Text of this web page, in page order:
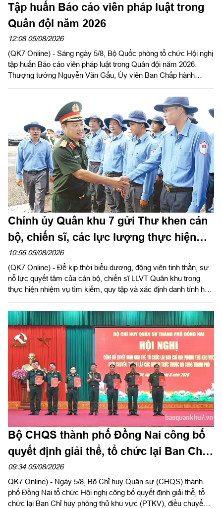
Tập huấn Báo cáo viên pháp luật trong
Quân đội năm 2026
12:08 05/08/2026
(QK7 Online) - Sáng ngày 5/8, Bộ Quốc phòng tổ chức Hội nghị
tập huấn Báo cáo viên pháp luật trong Quân đội năm 2026.
Thượng tướng Nguyễn Văn Gấu, Ủy viên Ban Chấp hành
Bộ Quốc phòng, Chủ tịch Hội đồng Phổ biến, giáo dục pháp luật
Bộ Quốc phòng chủ trì hội nghị. Hội nghị được tổ chức bằng
hình thức trực tiếp kết hợp với trực tuyến tại 122 điểm cầu
trong toàn quân.
Chính ủy Quân khu 7 gửi Thư khen cán
bộ, chiến sĩ, các lực lượng thực hiện
nhiệm vụ tìm kiếm, quy tập và xác định
danh tính hài cốt liệt sĩ
10:56 05/08/2026
(QK7 Online) - Để kịp thời biểu dương, động viên tinh thần, sự
nỗ lực quyết tâm của cán bộ, chiến sĩ LLVT Quân khu trong
thực hiện nhiệm vụ tìm kiếm, quy tập và xác định danh tính hài
Đảng ủy, Chính ủy Quân khu 7 gửi Thư khen cán bộ, chiến sĩ,
các lực lượng thực hiện nhiệm vụ tìm kiếm, quy tập và xác
định danh tính hài cốt liệt sĩ. Báo Quân khu đăng toàn văn Thư
khen của đồng chí Chính ủy Quân khu 7.
Bộ CHQS thành phố Đồng Nai công bố
quyết định giải thể, tổ chức lại Ban Chỉ
huy phòng thủ khu vực
09:34 05/08/2026
QK7 Online) - Ngày 5/8, Bộ Chỉ huy Quân sự (CHQS) thành
phố Đồng Nai tổ chức Hội nghị công bố quyết định giải thể, tổ
chức lại Ban Chỉ huy phòng thủ khu vực (PTKV), điều chuyển,